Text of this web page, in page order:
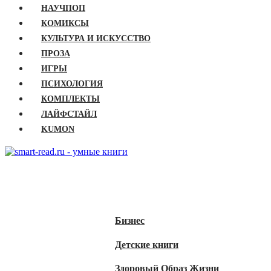
НАУЧПОП
КОМИКСЫ
КУЛЬТУРА И ИСКУССТВО
ПРОЗА
ИГРЫ
ПСИХОЛОГИЯ
КОМПЛЕКТЫ
ЛАЙФСТАЙЛ
KUMON
Бизнес
Детские книги
Здоровый Образ Жизни